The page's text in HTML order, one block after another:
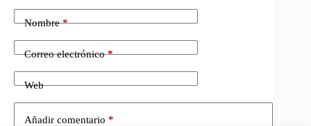
Nombre*
Correo electrónico*
Web
Añadir comentario *